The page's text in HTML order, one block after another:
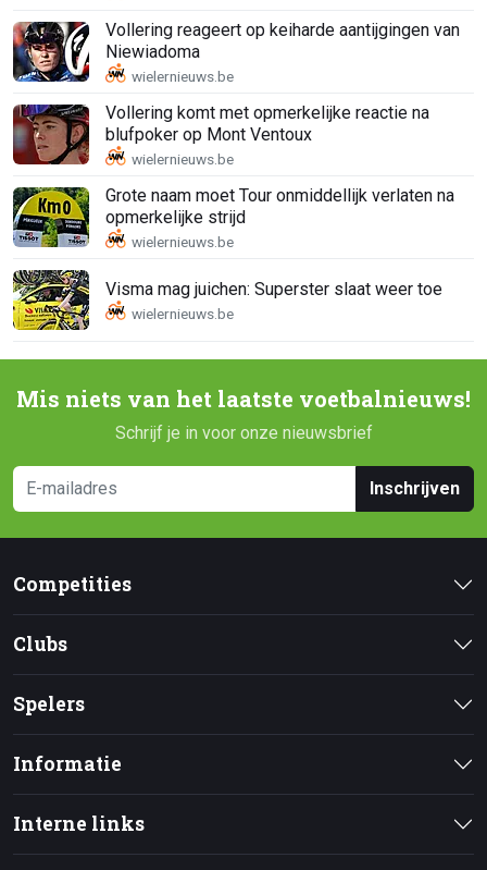
Vollering reageert op keiharde aantijgingen van
Niewiadoma
Vollering komt met opmerkelijke reactie na
blufpoker op Mont Ventoux
Grote naam moet Tour onmiddellijk verlaten na
opmerkelijke strijd
Visma mag juichen: Superster slaat weer toe
Mis niets van het laatste voetbalnieuws!
Schrijf je in voor onze nieuwsbrief
Inschrijven
Competities
Clubs
Spelers
Informatie
Interne links